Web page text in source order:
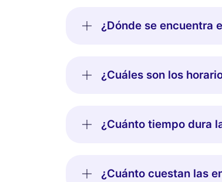
¿Dónde se encuentra
¿Cuáles son los
¿Cuánto tiempo dura
¿Cuánto cuestan las